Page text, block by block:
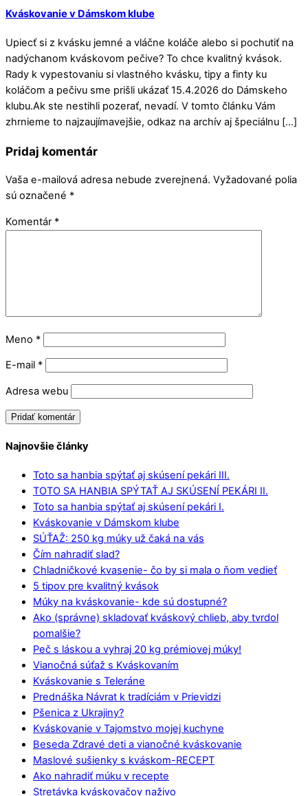
Kváskovanie v Dámskom klube
Upiecť si z kvásku jemné a vláčne koláče alebo si pochutiť na
nadýchanom kváskovom pečive? To chce kvalitný kvások.
Rady k vypestovaniu si vlastného kvásku, tipy a finty ku
koláčom a pečivu sme prišli ukázať 15.4.2026 do Dámskeho
klubu.Ak ste nestihli pozerať, nevadí. V tomto článku Vám
zhrnieme to najzaujímavejšie, odkaz na archív aj špeciálnu […]
Pridaj komentár
Vaša e-mailová adresa nebude zverejnená. Vyžadované polia
sú označené *
Komentár *
Meno *
E-mail *
Adresa webu
Najnovšie články
Toto sa hanbia spýtať aj skúsení pekári III.
TOTO SA HANBIA SPÝTAŤ AJ SKÚSENÍ PEKÁRI II.
Toto sa hanbia spýtať aj skúsení pekári I.
Kváskovanie v Dámskom klube
SÚŤAŽ: 250 kg múky už čaká na vás
Čím nahradiť slad?
Chladničkové kvasenie- čo by si mala o ňom vedieť
5 tipov pre kvalitný kvások
Múky na kváskovanie- kde sú dostupné?
Ako (správne) skladovať kváskový chlieb, aby tvrdol
pomalšie?
Peč s láskou a vyhraj 20 kg prémiovej múky!
Vianočná súťaž s Kváskovaním
Kváskovanie s Teleráne
Prednáška Návrat k tradíciám v Prievidzi
Pšenica z Ukrajiny?
Kváskovanie v Tajomstvo mojej kuchyne
Beseda Zdravé deti a vianočné kváskovanie
Maslové sušienky s kváskom-RECEPT
Ako nahradiť múku v recepte
Stretávka kváskovačov naživo